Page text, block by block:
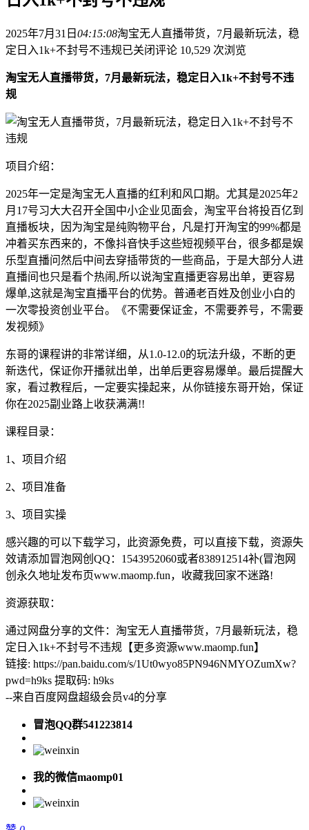
2025年7月31日 04:15:08淘宝无人直播带货，7月最新玩法，稳
定日入1k+不封号不违规已关闭评论 10,529 次浏览
淘宝无人直播带货，7月最新玩法，稳定日入1k+不封号不违
规
项目介绍：
2025年一定是淘宝无人直播的红利和风口期。尤其是2025年2
月17号习大大召开全国中小企业见面会，淘宝平台将投百亿到
直播板块，因为淘宝是纯购物平台，凡是打开淘宝的99%都是
冲着买东西来的，不像抖音快手这些短视频平台，很多都是娱
乐型直播问然后中间去穿插带货的一些商品，于是大部分人进
直播间也只是看个热闹,所以说淘宝直播更容易出单，更容易
爆单,这就是淘宝直播平台的优势。普通老百姓及创业小白的
一次零投资创业平台。《不需要保证金，不需要养号，不需要
发视频》
东哥的课程讲的非常详细，从1.0-12.0的玩法升级，不断的更
新迭代，保证你开播就出单，出单后更容易爆单。最后提醒大
家，看过教程后，一定要实操起来，从你链接东哥开始，保证
你在2025副业路上收获满满!!
课程目录：
1、项目介绍
2、项目准备
3、项目实操
感兴趣的可以下载学习，此资源免费，可以直接下载，资源失
效请添加冒泡网创QQ：1543952060或者838912514补(冒泡网
创永久地址发布页www.maomp.fun，收藏我回家不迷路!
资源获取：
通过网盘分享的文件：淘宝无人直播带货，7月最新玩法，稳
定日入1k+不封号不违规【更多资源www.maomp.fun】
链接: https://pan.baidu.com/s/1Ut0wyo85PN946NMYOZumXw?
pwd=h9ks 提取码: h9ks
--来自百度网盘超级会员v4的分享
冒泡QQ群541223814
我的微信maomp01